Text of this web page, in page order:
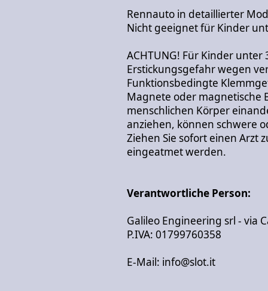
Rennauto in detaillierter
Nicht geeignet für Kinder
ACHTUNG! Für Kinder
Erstickungsgefahr wegen
Funktionsbedingte
Magnete oder magnetische
menschlichen Körper
anziehen, können schwere
Ziehen Sie sofort einen Arzt
eingeatmet werden.
Verantwortliche Person:
Galileo Engineering srl - via
P.IVA: 01799760358
E-Mail: info@slot.it